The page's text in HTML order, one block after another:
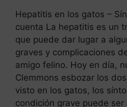
Hepatitis en los gatos –
cuenta La hepatitis es un
que puede dar lugar a
graves y complicaciones
amigo felino. Hoy en día,
Clemmons esbozar los
visto en los gatos, los
condición grave puede ser